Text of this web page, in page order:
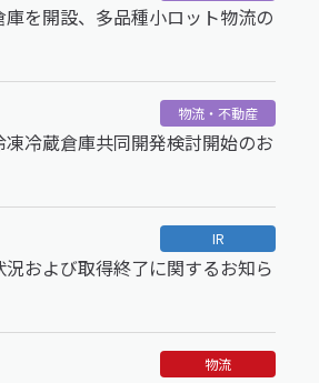
を開設、多品種小ロット物流の
物流・不動産
冷蔵倉庫共同開発検討開始のお
IR
および取得終了に関するお知ら
物流